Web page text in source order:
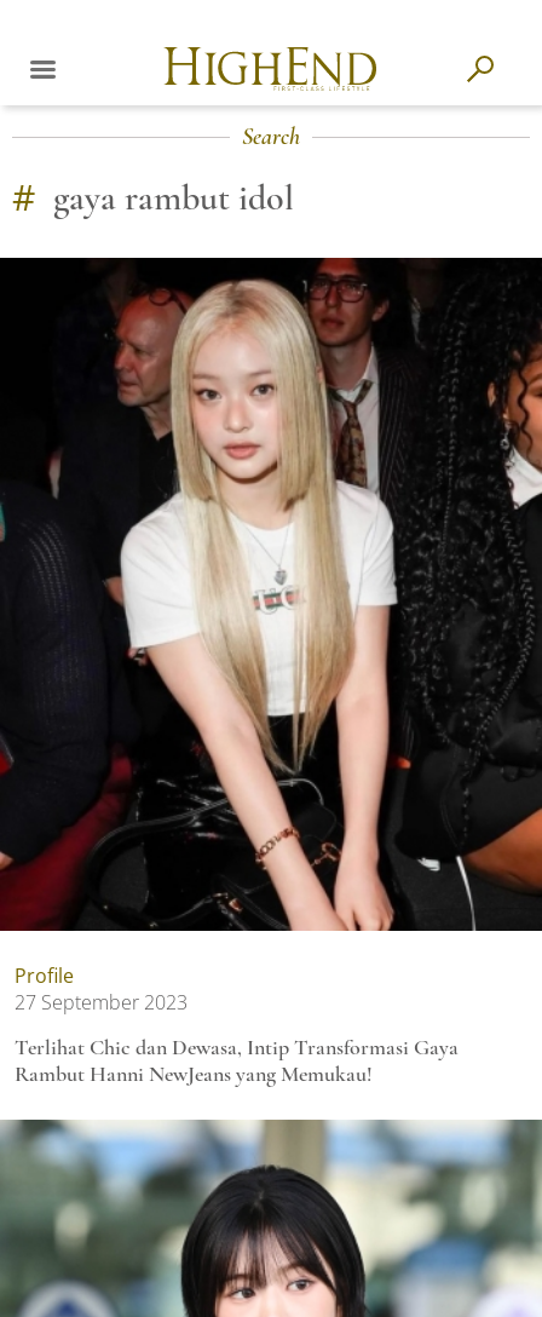
Search
# gaya rambut idol
Profile
27 September 2023
Terlihat Chic dan Dewasa, Intip Transformasi Gaya
Rambut Hanni NewJeans yang Memukau!